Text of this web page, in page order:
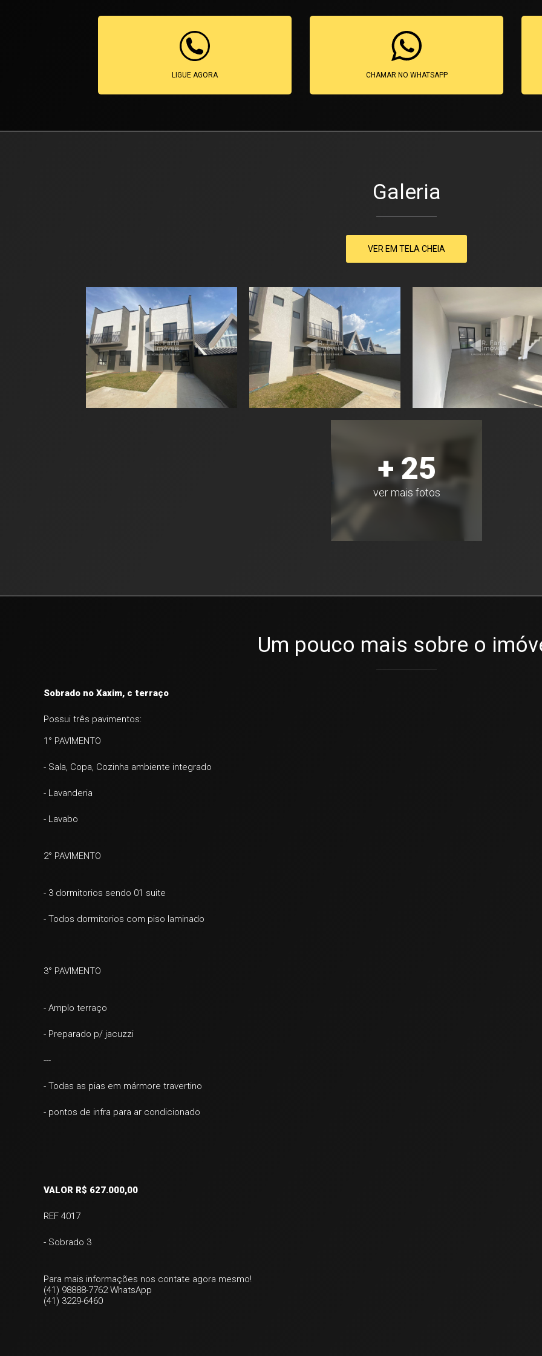
LIGUE AGORA CHAMAR NO WHATSAPP
Galeria
VER EM TELA CHEIA
+ 25
ver mais fotos
Um pouco mais sobre o
Sobrado no Xaxim, c terraço
Possui três pavimentos:
1° PAVIMENTO
- Sala, Copa, Cozinha ambiente integrado
- Lavanderia
- Lavabo
2° PAVIMENTO
- 3 dormitorios sendo 01 suite
- Todos dormitorios com piso laminado
3° PAVIMENTO
- Amplo terraço
- Preparado p/ jacuzzi
---
- Todas as pias em mármore travertino
- pontos de infra para ar condicionado
VALOR R$ 627.000,00
REF 4017
- Sobrado 3
Para mais informações nos contate agora mesmo!
(41) 98888-7762 WhatsApp
(41) 3229-6460